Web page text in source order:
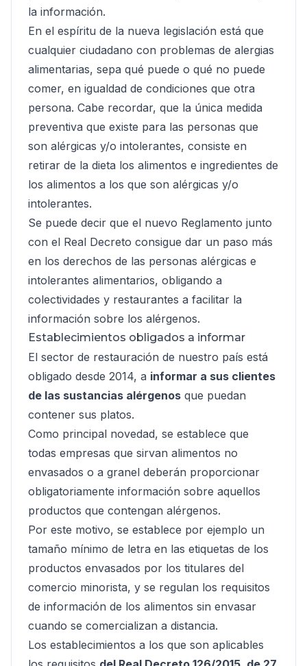
la información.
En el espíritu de la nueva legislación está que
cualquier ciudadano con problemas de alergias
alimentarias, sepa qué puede o qué no puede
comer, en igualdad de condiciones que otra
persona. Cabe recordar, que la única medida
preventiva que existe para las personas que
son alérgicas y/o intolerantes, consiste en
retirar de la dieta los alimentos e ingredientes de
los alimentos a los que son alérgicas y/o
intolerantes.
Se puede decir que el nuevo Reglamento junto
con el Real Decreto consigue dar un paso más
en los derechos de las personas alérgicas e
intolerantes alimentarios, obligando a
colectividades y restaurantes a facilitar la
información sobre los alérgenos.
Establecimientos obligados a informar
El sector de restauración de nuestro país está
obligado desde 2014, a informar a sus clientes
de las sustancias alérgenos que puedan
contener sus platos.
Como principal novedad, se establece que
todas empresas que sirvan alimentos no
envasados o a granel deberán proporcionar
obligatoriamente información sobre aquellos
productos que contengan alérgenos.
Por este motivo, se establece por ejemplo un
tamaño mínimo de letra en las etiquetas de los
productos envasados por los titulares del
comercio minorista, y se regulan los requisitos
de información de los alimentos sin envasar
cuando se comercializan a distancia.
Los establecimientos a los que son aplicables